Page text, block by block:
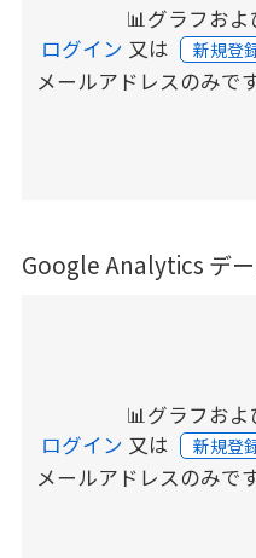
📊グラフお
ログイン 又は 新規登
メールアドレスのみで
Google Analytics デ
📊グラフお
ログイン 又は 新規登
メールアドレスのみで